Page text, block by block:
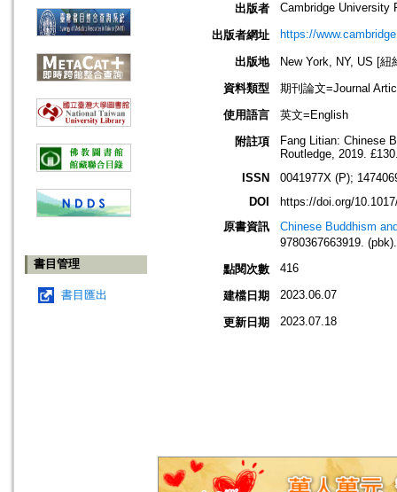
書目管理
書目匯出
出版者 Cambridge University
出版者網址 https://
出版地
New York, NY, US [
資料類型
期刊論文=Journal
使用語言
英文=English
附註項
Fang Litian: Chinese
Routledge, 2019.
ISSN
0041977X (P);
DOI
https://doi.org/
原書資訊
Chinese Buddhism
9780367663919.
點閱次數
416
建檔日期 2023.06.07
更新日期 2023.07.18